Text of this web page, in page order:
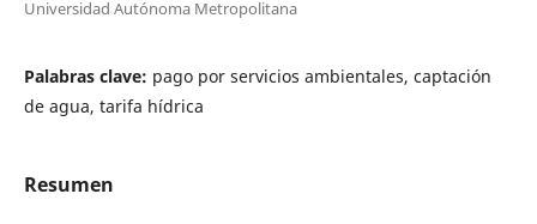
Universidad Autónoma Metropolitana
Palabras clave: pago por servicios ambientales, captación
de agua, tarifa hídrica
Resumen